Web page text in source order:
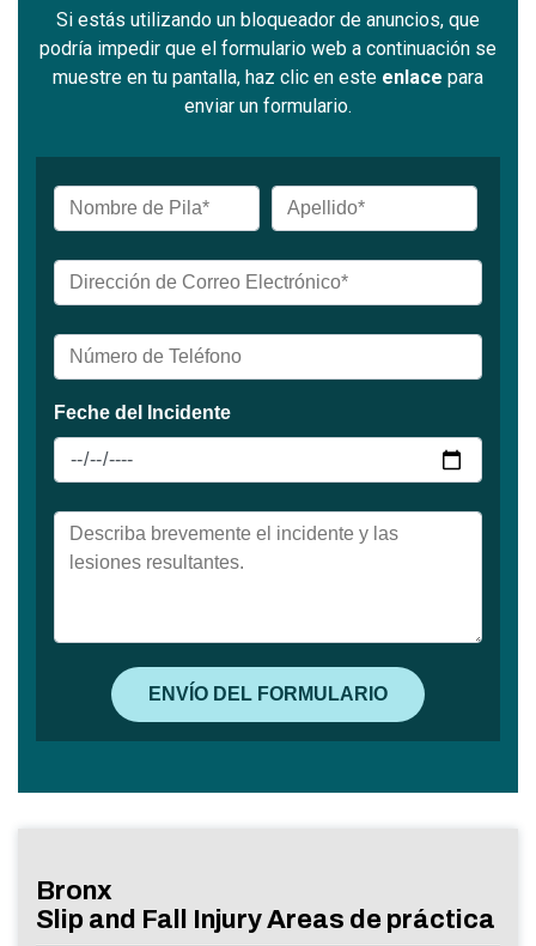
Si estás utilizando un bloqueador de anuncios, que
podría impedir que el formulario web a continuación se
muestre en tu pantalla, haz clic en este enlace para
enviar un formulario.
Bronx
Slip and Fall Injury Areas de práctica